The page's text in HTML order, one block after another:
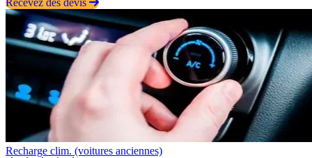
Recharge clim. (voitures anciennes)